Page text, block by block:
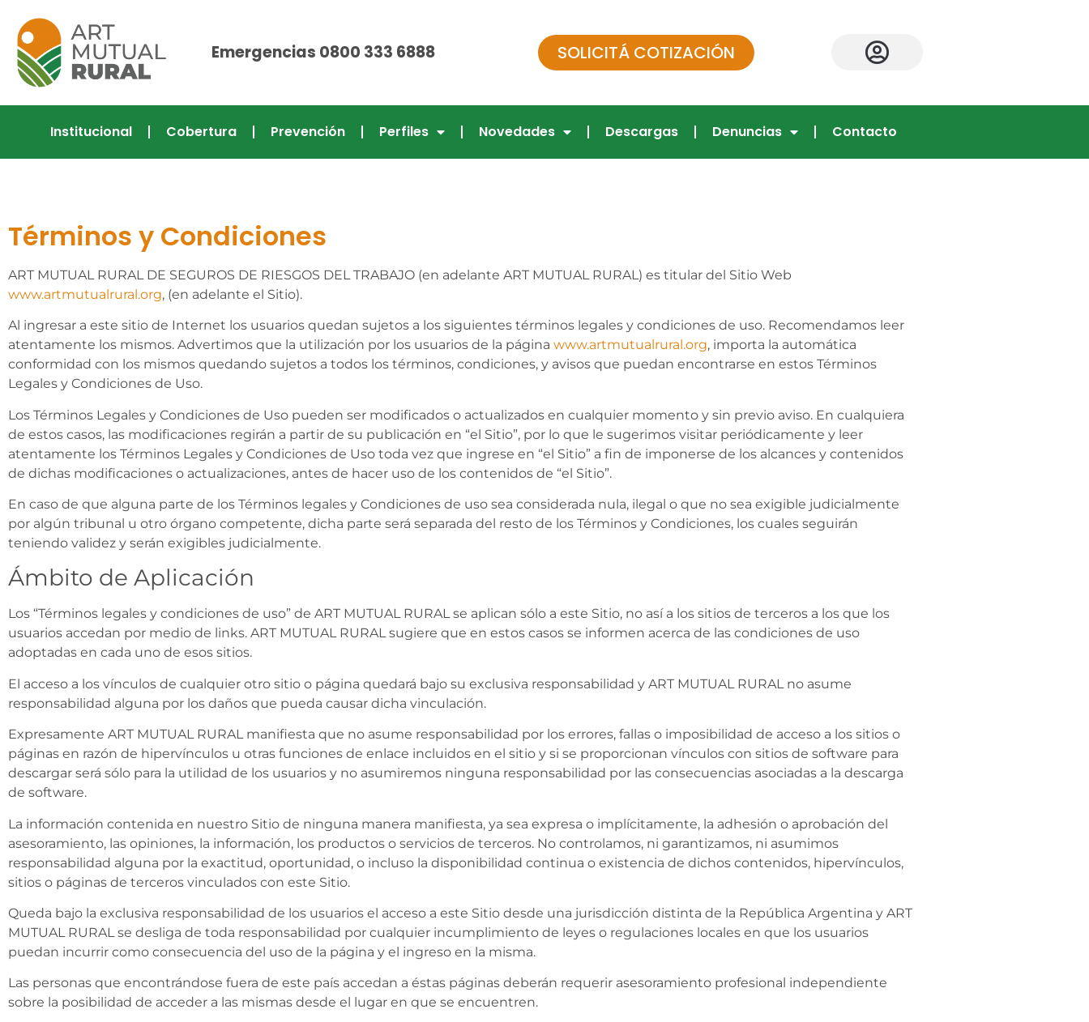
Emergencias 0800 333 6888 SOLICITÁ COTIZACIÓN
Institucional Cobertura Prevención Perfiles Novedades Descargas Denuncias Contacto
Términos y Condiciones
ART MUTUAL RURAL DE SEGUROS DE RIESGOS DEL TRABAJO (en adelante ART MUTUAL RURAL) es titular del Sitio Web
www.artmutualrural.org, (en adelante el Sitio).
Al ingresar a este sitio de Internet los usuarios quedan sujetos a los siguientes términos legales y condiciones de uso. Recomendamos leer
atentamente los mismos. Advertimos que la utilización por los usuarios de la página www.artmutualrural.org, importa la automática
conformidad con los mismos quedando sujetos a todos los términos, condiciones, y avisos que puedan encontrarse en estos Términos
Legales y Condiciones de Uso.
Los Términos Legales y Condiciones de Uso pueden ser modificados o actualizados en cualquier momento y sin previo aviso. En cualquiera
de estos casos, las modificaciones regirán a partir de su publicación en “el Sitio”, por lo que le sugerimos visitar periódicamente y leer
atentamente los Términos Legales y Condiciones de Uso toda vez que ingrese en “el Sitio” a fin de imponerse de los alcances y contenidos
de dichas modificaciones o actualizaciones, antes de hacer uso de los contenidos de “el Sitio”.
En caso de que alguna parte de los Términos legales y Condiciones de uso sea considerada nula, ilegal o que no sea exigible judicialmente
por algún tribunal u otro órgano competente, dicha parte será separada del resto de los Términos y Condiciones, los cuales seguirán
teniendo validez y serán exigibles judicialmente.
Ámbito de Aplicación
Los “Términos legales y condiciones de uso” de ART MUTUAL RURAL se aplican sólo a este Sitio, no así a los sitios de terceros a los que los
usuarios accedan por medio de links. ART MUTUAL RURAL sugiere que en estos casos se informen acerca de las condiciones de uso
adoptadas en cada uno de esos sitios.
El acceso a los vínculos de cualquier otro sitio o página quedará bajo su exclusiva responsabilidad y ART MUTUAL RURAL no asume
responsabilidad alguna por los daños que pueda causar dicha vinculación.
Expresamente ART MUTUAL RURAL manifiesta que no asume responsabilidad por los errores, fallas o imposibilidad de acceso a los sitios o
páginas en razón de hipervínculos u otras funciones de enlace incluidos en el sitio y si se proporcionan vínculos con sitios de software para
descargar será sólo para la utilidad de los usuarios y no asumiremos ninguna responsabilidad por las consecuencias asociadas a la descarga
de software.
La información contenida en nuestro Sitio de ninguna manera manifiesta, ya sea expresa o implícitamente, la adhesión o aprobación del
asesoramiento, las opiniones, la información, los productos o servicios de terceros. No controlamos, ni garantizamos, ni asumimos
responsabilidad alguna por la exactitud, oportunidad, o incluso la disponibilidad continua o existencia de dichos contenidos, hipervínculos,
sitios o páginas de terceros vinculados con este Sitio.
Queda bajo la exclusiva responsabilidad de los usuarios el acceso a este Sitio desde una jurisdicción distinta de la República Argentina y ART
MUTUAL RURAL se desliga de toda responsabilidad por cualquier incumplimiento de leyes o regulaciones locales en que los usuarios
puedan incurrir como consecuencia del uso de la página y el ingreso en la misma.
Las personas que encontrándose fuera de este país accedan a éstas páginas deberán requerir asesoramiento profesional independiente
sobre la posibilidad de acceder a las mismas desde el lugar en que se encuentren.